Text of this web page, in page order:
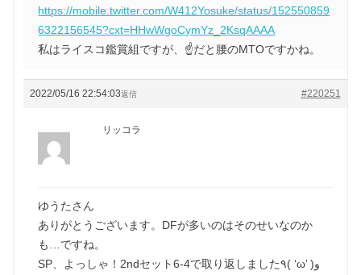
https://mobile.twitter.com/W412Yosuke/status/152550859
6322156545?cxt=HHwWgoCymYz_2KsqAAAA
私はライスコ鑑賞組ですが、☝️だと腰のMTOですかね。
2022/05/16 22:54:03 #220251
返信
リッコラ
ゆうたさん
ありがとうございます。DFが多いのはそのせいなのか
も…ですね。
SP、よっしゃ！2ndセット6-4で取り返しました٩( ‘ω’ )و